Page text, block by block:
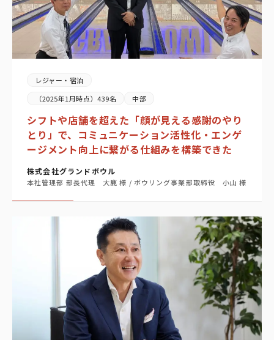
レジャー・宿泊
（2025年1月時点）439名
中部
シフトや店舗を超えた「顔が見える感謝のやり
とり」で、コミュニケーション活性化・エンゲ
ージメント向上に繋がる仕組みを構築できた
株式会社グランドボウル
本社管理部 部長代理 大鹿 様 / ボウリング事業部取締役 小山 様